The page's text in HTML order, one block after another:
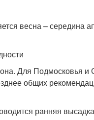
весна – середина
Для Подмосковья и
общих
ранняя